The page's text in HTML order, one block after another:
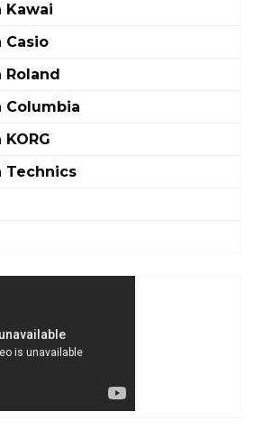
Kawai
Casio
Roland
Columbia
Technics